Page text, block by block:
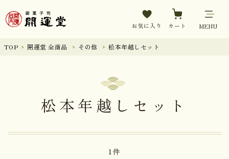
お気に入り カート MENU
TOP 開運堂 全商品 その他 松本年越しセット
松本年越しセット
1件